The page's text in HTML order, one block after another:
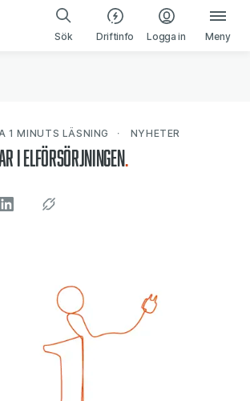
Sök Driftinfo Logga in(öppnas i ny
Meny
1 MINUTS LÄSNING NYHETER
i elförsörjningen
SOCIALA MEDIER"